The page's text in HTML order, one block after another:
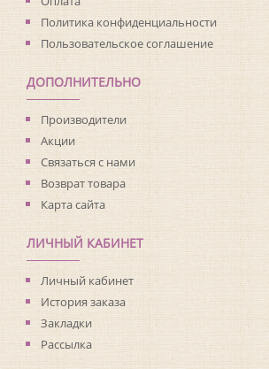
Политика конфиденциальности
Пользовательское соглашение
ДОПОЛНИТЕЛЬНО
Производители
Акции
Связаться с нами
Возврат товара
Карта сайта
ЛИЧНЫЙ КАБИНЕТ
Личный кабинет
История заказа
Закладки
Рассылка